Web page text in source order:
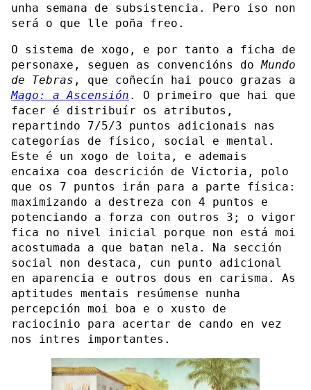
unha semana de subsistencia. Pero iso non
será o que lle poña freo.
O sistema de xogo, e por tanto a ficha de
personaxe, seguen as convencións doMundo
de Tebras , que coñecín hai pouco grazas a
Mago: a Ascensión . O primeiro que hai que
facer é distribuír os atributos,
repartindo 7/5/3 puntos adicionais nas
categorías de físico, social e mental.
Este é un xogo de loita, e ademais
encaixa coa descrición de Victoria, polo
que os 7 puntos irán para a parte física:
maximizando a destreza con 4 puntos e
potenciando a forza con outros 3; o vigor
fica no nivel inicial porque non está moi
acostumada a que batan nela. Na sección
social non destaca, cun punto adicional
en aparencia e outros dous en carisma. As
aptitudes mentais resúmense nunha
percepción moi boa e o xusto de
raciocinio para acertar de cando en vez
nos intres importantes.